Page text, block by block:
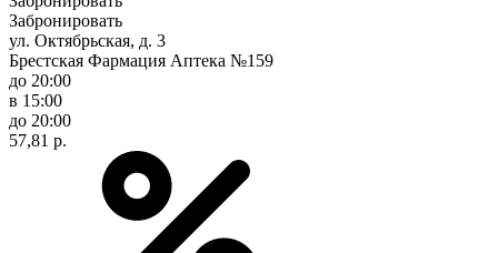
Забронировать
ул. Октябрьская, д. 3
Брестская Фармация Аптека №159
до 20:00
в 15:00
до 20:00
57,81 р.